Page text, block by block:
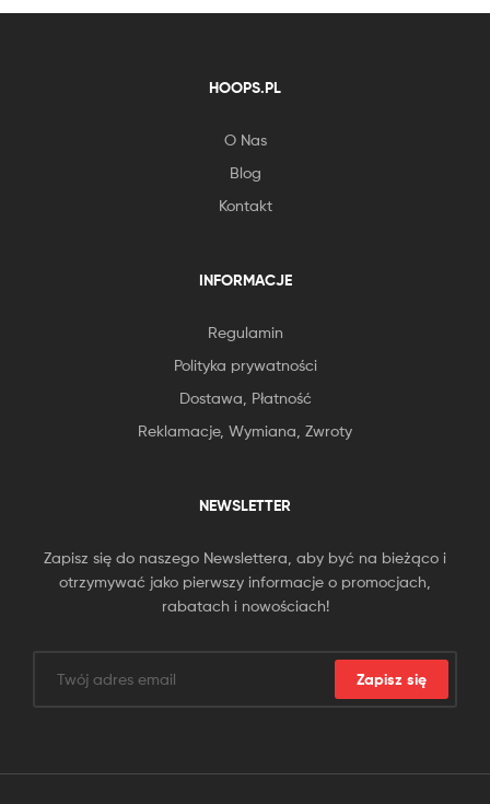
HOOPS.PL
O Nas
Blog
Kontakt
INFORMACJE
Regulamin
Polityka prywatności
Dostawa, Płatność
Reklamacje, Wymiana, Zwroty
NEWSLETTER
Zapisz się do naszego Newslettera, aby być na bieżąco i
otrzymywać jako pierwszy informacje o promocjach,
rabatach i nowościach!
Zapisz się